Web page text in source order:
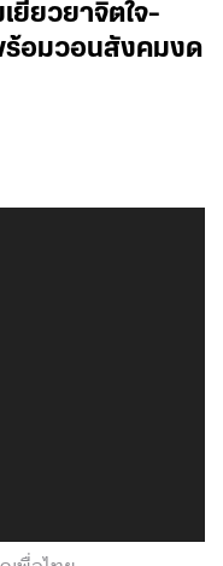
ยียวยาจิตใจ-
ร้อมวอนสังคมงด